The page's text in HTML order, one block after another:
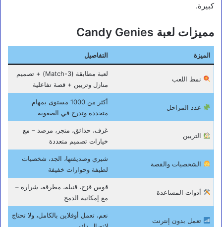
كبيرة.
مميزات لعبة Candy Genies
الميزة التفاصيل
نمط اللعب
لعبة مطابقة (Match-3) + تصميم
منازل وتزيين + قصة تفاعلية
عدد المراحل
أكثر من 1000 مستوى بمهام
متجددة وتدرج في الصعوبة
التزيين
غرف، حدائق، متجر، مرصد – مع
خيارات تصميم متعددة
الشخصيات والقصة
شيري وصديقتها، الجد، شخصيات
لطيفة وحوارات خفيفة
أدوات المساعدة
قوس قزح، قنبلة، مطرقة، شرارة –
مع إمكانية الدمج
تعمل بدون إنترنت
نعم، تعمل أوفلاين بالكامل، ولا تحتاج